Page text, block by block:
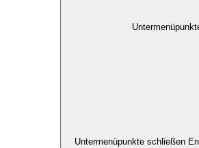
Untermenüpunkte schließen